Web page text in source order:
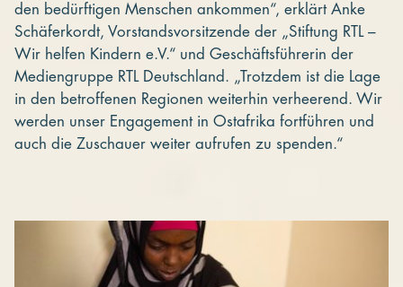
den bedürftigen Menschen ankommen“, erklärt Anke
Schäferkordt, Vorstandsvorsitzende der „Stiftung RTL –
Wir helfen Kindern e.V.“ und Geschäftsführerin der
Mediengruppe RTL Deutschland. „Trotzdem ist die Lage
in den betroffenen Regionen weiterhin verheerend. Wir
werden unser Engagement in Ostafrika fortführen und
auch die Zuschauer weiter aufrufen zu spenden.“